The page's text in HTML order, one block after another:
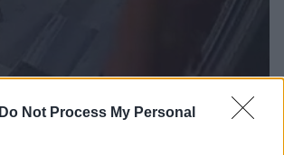
Do Not Process My Personal